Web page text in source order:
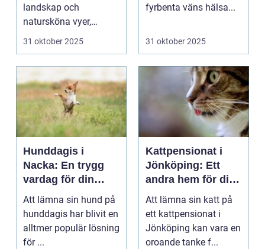
landskap och
natursköna vyer,
erbjuder ...
31 oktober 2025
fyrbenta väns hälsa...
31 oktober 2025
Hunddagis i
Nacka: En trygg
vardag för din
fyrbenta vän
Att lämna sin hund på
hunddagis har blivit en
alltmer populär lösning
för ...
Kattpensionat i
Jönköping: Ett
andra hem för din
katt
Att lämna sin katt på
ett kattpensionat i
Jönköping kan vara en
oroande tanke f...